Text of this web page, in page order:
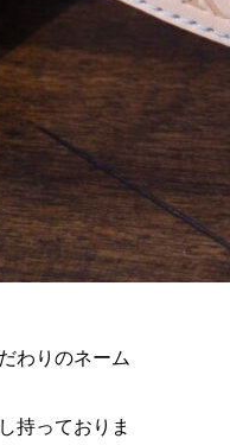
わりのネーム
持っておりま